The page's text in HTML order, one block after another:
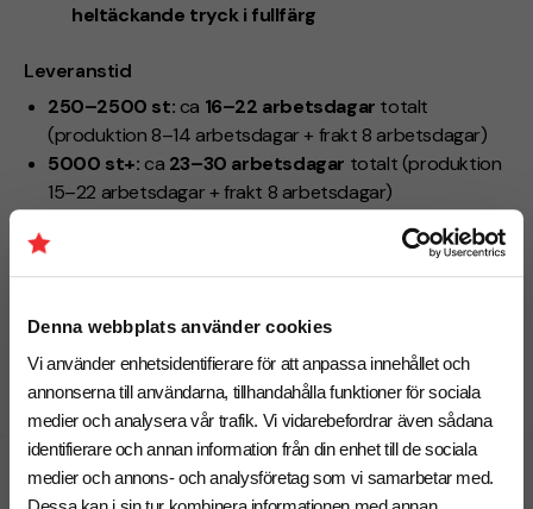
Denna webbplats använder cookies
Vi använder enhetsidentifierare för att anpassa innehållet och
annonserna till användarna, tillhandahålla funktioner för sociala
medier och analysera vår trafik. Vi vidarebefordrar även sådana
identifierare och annan information från din enhet till de sociala
medier och annons- och analysföretag som vi samarbetar med.
heltäckande tryck i fullfärg
Leveranstid
250–2500 st: ca 16–22 arbetsdagar totalt
(produktion 8–14 arbetsdagar + frakt 8 arbetsdagar)
5000 st+: ca 23–30 arbetsdagar totalt (produktion
15–22 arbetsdagar + frakt 8 arbetsdagar)
Behöver du leverans till ett specifikt datum? Kontakt oss
så undersöker vi vad som går att lösa.
Specialprodukt (57)
Egen design över duken
Specifikationer